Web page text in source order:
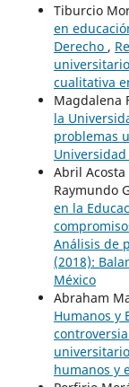
Tiburcio
en
Derecho ,
cualitativa
Magdalena
la
problemas
Abril
Raymundo
en la
Análisis de
(2018):
México
Abraham
Humanos y
humanos y